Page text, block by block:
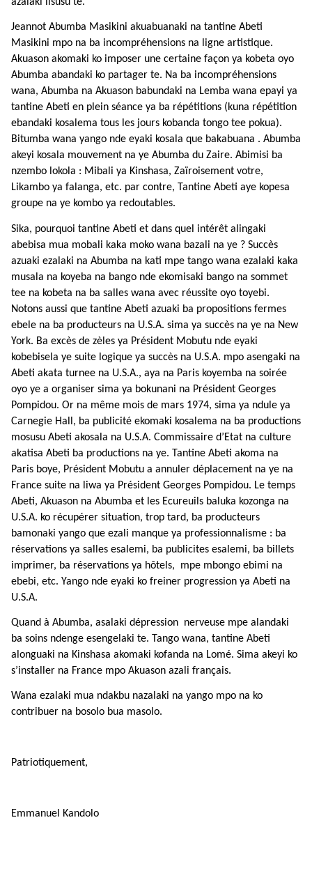
Jeannot Abumba Masikini akuabuanaki na tantine Abeti
Masikini mpo na ba incompréhensions na ligne artistique.
Akuason akomaki ko imposer une certaine façon ya kobeta oyo
Abumba abandaki ko partager te. Na ba incompréhensions
wana, Abumba na Akuason babundaki na Lemba wana epayi ya
tantine Abeti en plein séance ya ba répétitions (kuna répétition
ebandaki kosalema tous les jours kobanda tongo tee pokua).
Bitumba wana yango nde eyaki kosala que bakabuana . Abumba
akeyi kosala mouvement na ye Abumba du Zaire. Abimisi ba
nzembo lokola : Mibali ya Kinshasa, Zaïroisement votre,
Likambo ya falanga, etc. par contre, Tantine Abeti aye kopesa
groupe na ye kombo ya redoutables.
Sika, pourquoi tantine Abeti et dans quel intérêt alingaki
abebisa mua mobali kaka moko wana bazali na ye ? Succès
azuaki ezalaki na Abumba na kati mpe tango wana ezalaki kaka
musala na koyeba na bango nde ekomisaki bango na sommet
tee na kobeta na ba salles wana avec réussite oyo toyebi.
Notons aussi que tantine Abeti azuaki ba propositions fermes
ebele na ba producteurs na U.S.A. sima ya succès na ye na New
York. Ba excès de zèles ya Président Mobutu nde eyaki
kobebisela ye suite logique ya succès na U.S.A. mpo asengaki na
Abeti akata turnee na U.S.A., aya na Paris koyemba na soirée
oyo ye a organiser sima ya bokunani na Président Georges
Pompidou. Or na même mois de mars 1974, sima ya ndule ya
Carnegie Hall, ba publicité ekomaki kosalema na ba productions
mosusu Abeti akosala na U.S.A. Commissaire d’Etat na culture
akatisa Abeti ba productions na ye. Tantine Abeti akoma na
Paris boye, Président Mobutu a annuler déplacement na ye na
France suite na liwa ya Président Georges Pompidou. Le temps
Abeti, Akuason na Abumba et les Ecureuils baluka kozonga na
U.S.A. ko récupérer situation, trop tard, ba producteurs
bamonaki yango que ezali manque ya professionnalisme : ba
réservations ya salles esalemi, ba publicites esalemi, ba billets
imprimer, ba réservations ya hôtels, mpe mbongo ebimi na
ebebi, etc. Yango nde eyaki ko freiner progression ya Abeti na
U.S.A.
Quand à Abumba, asalaki dépression nerveuse mpe alandaki
ba soins ndenge esengelaki te. Tango wana, tantine Abeti
alonguaki na Kinshasa akomaki kofanda na Lomé. Sima akeyi ko
s’installer na France mpo Akuason azali français.
Wana ezalaki mua ndakbu nazalaki na yango mpo na ko
contribuer na bosolo bua masolo.
Patriotiquement,
Emmanuel Kandolo